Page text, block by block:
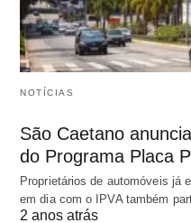
NOTÍCIAS
São Caetano
do Programa Placa
Proprietários de automóveis já
em dia com o IPVA também
2 anos atrás